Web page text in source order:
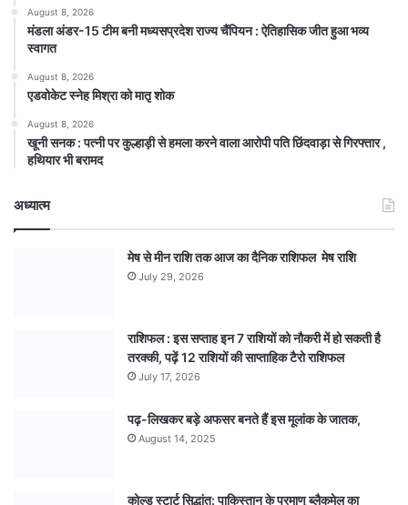
August 8, 2026
मंडला अंडर-15 टीम बनी मध्यसप्रदेश राज्य चैंपियन : ऐतिहासिक जीत हुआ भव्य
स्वागत
August 8, 2026
एडवोकेट स्नेह मिश्रा को मातृ शोक
August 8, 2026
खूनी सनक : पत्नी पर कुल्हाड़ी से हमला करने वाला आरोपी पति छिंदवाड़ा से गिरफ्तार ,
हथियार भी बरामद
अध्यात्म
मेष से मीन राशि तक आज का दैनिक राशिफल मेष राशि
July 29, 2026
राशिफल : इस सप्ताह इन 7 राशियों को नौकरी में हो सकती है
तरक्की, पढ़ें 12 राशियों की साप्ताहिक टैरो राशिफल
July 17, 2026
पढ़-लिखकर बड़े अफसर बनते हैं इस मूलांक के जातक,
August 14, 2025
कोल्ड स्टार्ट सिद्धांत: पाकिस्तान के परमाणु ब्लैकमेल का